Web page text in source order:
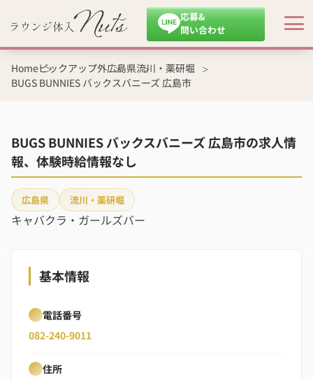
応募&
問い合わせ
Homeピックアップ外広島県流川・薬研堀
BUGS BUNNIES バックスバニーズ 広島市
BUGS BUNNIES バックスバニーズ 広島市の求人情
報、体験時給情報なし
広島県 流川・薬研堀
キャバクラ・ガールズバー
基本情報
電話番号
082-240-9011
住所